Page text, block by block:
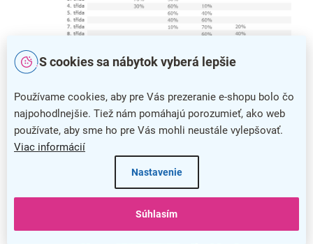
S cookies sa nábytok vyberá lepšie
Používame cookies, aby pre Vás prezeranie e-shopu bolo čo
najpohodlnejšie. Tiež nám pomáhajú porozumieť, ako web
používate, aby sme ho pre Vás mohli neustále vylepšovať.
Viac informácií
Nastavenie
Súhlasím
Veľkostná tabuľka školského nábytku s percentuálnym využitím v